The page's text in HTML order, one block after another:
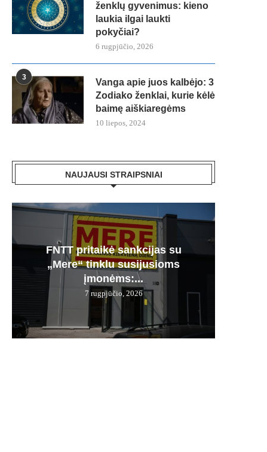
ženklų gyvenimus: kieno
laukia ilgai laukti
pokyčiai?
6 rugpjūčio, 2026
3
Vanga apie juos kalbėjo: 3
Zodiako ženklai, kurie kėlė
baimę aiškiaregėms
10 liepos, 2024
NAUJAUSI STRAIPSNIAI
FNTT pritaikė sankcijas su
„Mere“ tinklu susijusioms
įmonėms:...
7 rugpjūčio, 2026